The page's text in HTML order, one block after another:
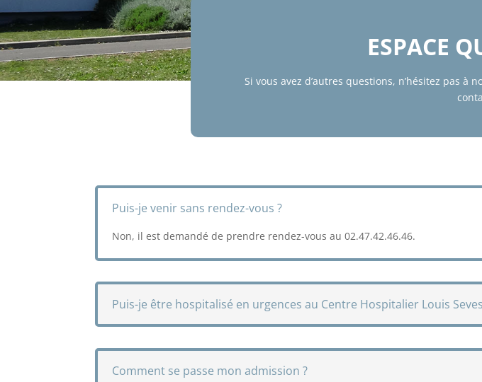
ESPACE
Si vous avez d’autres questions, n’hésitez pas
Puis-je venir sans rendez-vous ?
Non, il est demandé de prendre rendez-vous au 02.47.42.46.46.
Puis-je être hospitalisé en urgences au Centre Hospitalier Louis
Comment se passe mon admission ?